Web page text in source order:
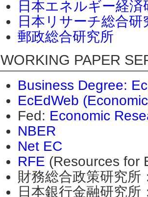
日本エネルギー経済
日本リサーチ総合研
郵政総合研究所
WORKING PAPER
Business Degree:
EcEdWeb
Fed: Economic
NBER
Net EC
RFE (Resources for
財務総合政策研究所
日本銀行金融研究所